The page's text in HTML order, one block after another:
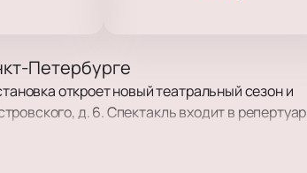
Петербурге
откроет новый театральный сезон и
д. 6. Спектакль входит в репертуар